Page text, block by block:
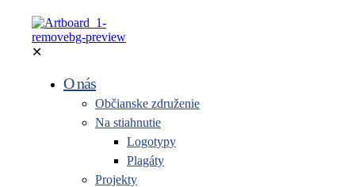
✕
O nás
Občianske združenie
Na stiahnutie
Logotypy
Plagáty
Projekty